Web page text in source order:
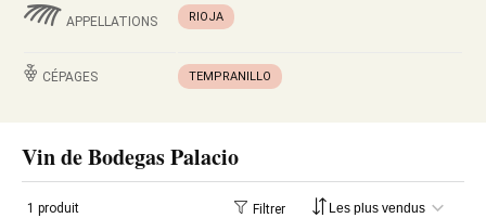
APPELLATIONS RIOJA
CÉPAGES TEMPRANILLO
Vin de Bodegas Palacio
1 produit Filtrer